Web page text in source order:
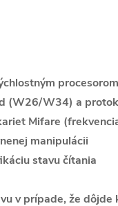
procesorom
(W26/W34) a
Mifare
manipulácii
stavu čítania
v prípade, že dôjde